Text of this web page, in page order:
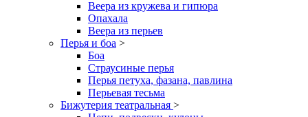
Веера из кружева и гипюра
Опахала
Веера из перьев
Перья и боа >
Боа
Страусиные перья
Перья петуха, фазана, павлина
Перьевая тесьма
Бижутерия театральная >